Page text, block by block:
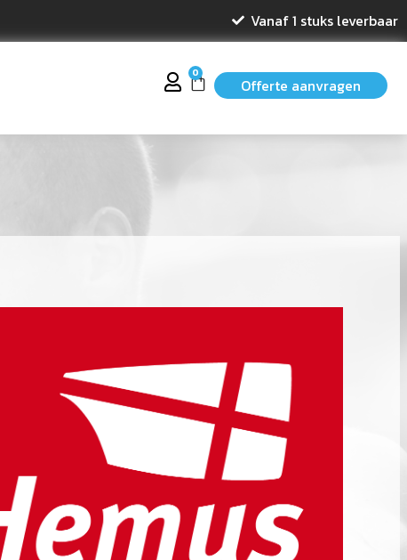
Vanaf 1 stuks leverbaar
0
Offerte aanvragen